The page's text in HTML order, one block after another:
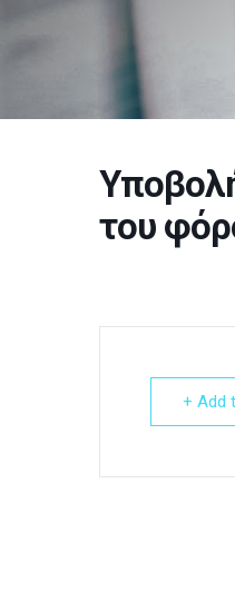
του
+ Add